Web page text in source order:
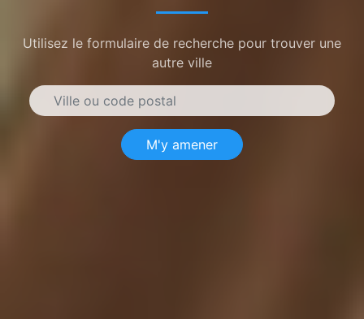
Utilisez le formulaire de recherche pour trouver une
autre ville
M'y amener